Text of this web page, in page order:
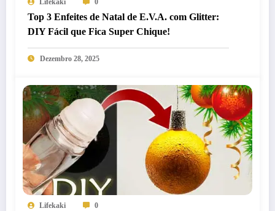
Lifekaki 0
Top 3 Enfeites de Natal de E.V.A. com Glitter:
DIY Fácil que Fica Super Chique!
Dezembro 28, 2025
Lifekaki 0